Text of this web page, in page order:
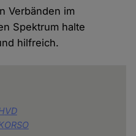
Verbänden im
Spektrum halte
hilfreich.
VD